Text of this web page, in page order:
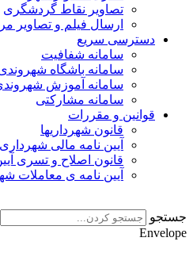
تصاویر نقاط گردشگری
ارسال فیلم و تصاویر
دسترسی سریع
سامانه شفافیت
سامانه باشگاه
سامانه آموزش
سامانه مشارکتی
قوانین و مقررات
قانون شهرداریها
آیین نامه مالی
قانون اصلاح و تسری
آیین نامه ی معاملات
جستجو
Envelope